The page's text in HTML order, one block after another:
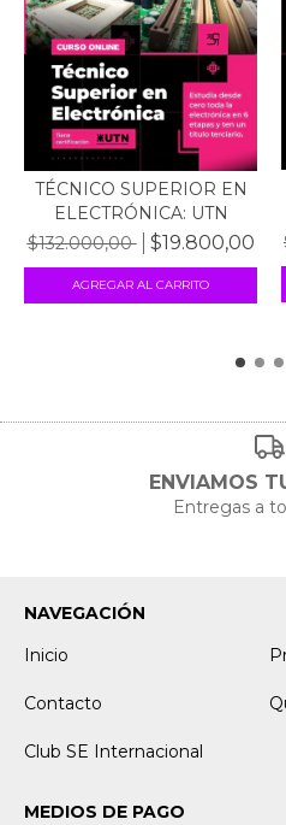
TÉCNICO SUPERIOR EN
ELECTRÓNICA: UTN
$132.000,00
$19.800,00
ENVIAMOS
Entregas a
NAVEGACIÓN
Inicio
Contacto
Club SE Internacional
MEDIOS DE PAGO